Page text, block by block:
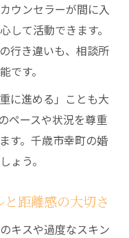
ウンセラーが間に入
して活動できます。
行き違いも、相談所
です。
に進める」ことも大
ペースや状況を尊重
す。千歳市幸町の婚
ょう。
距離感の大切さ
キスや過度なスキン